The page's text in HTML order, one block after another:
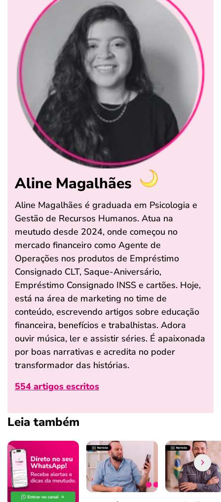
Aline Magalhães
Aline Magalhães é graduada em Psicologia e
Gestão de Recursos Humanos. Atua na
meutudo desde 2024, onde começou no
mercado financeiro como Agente de
Operações nos produtos de Empréstimo
Consignado CLT, Saque-Aniversário,
Empréstimo Consignado INSS e cartões. Hoje,
está na área de marketing no time de
conteúdo, escrevendo artigos sobre educação
financeira, benefícios e trabalhistas. Adora
ouvir música, ler e assistir séries. É apaixonada
por boas narrativas e acredita no poder
transformador das histórias.
554 artigos escritos
Leia também